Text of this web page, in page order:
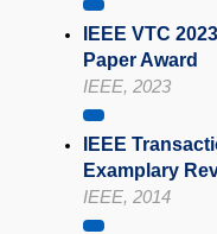
IEEE VTC
Paper Award
IEEE, 2023
IEEE
Examplary
IEEE, 2014